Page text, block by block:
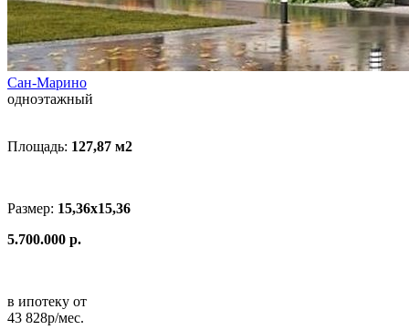
Сан-Марино
одноэтажный
Площадь: 127,87 м2
Размер: 15,36x15,36
5.700.000 р.
в ипотеку от
43 828р/мес.